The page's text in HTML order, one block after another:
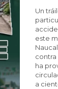
Un
este
contra
ha
a